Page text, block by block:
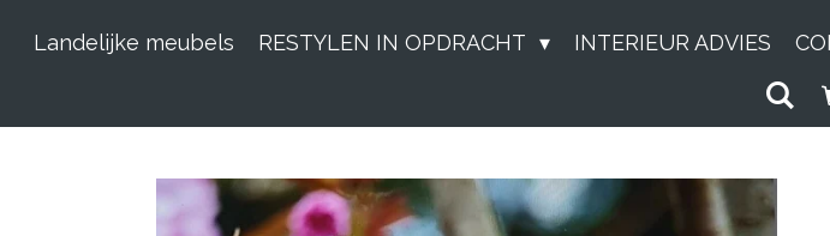
hoofdinhoud
Landelijke meubels RESTYLEN IN OPDRACHT INTERIEUR ADVIES